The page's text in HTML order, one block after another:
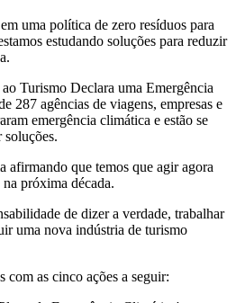
uma política de zero resíduos para
estudando soluções para reduzir
Turismo Declara uma Emergência
287 agências de viagens, empresas e
emergência climática e estão se
soluções.
afirmando que temos que agir agora
próxima década.
de dizer a verdade, trabalhar
uma nova indústria de turismo
com as cinco ações a seguir: